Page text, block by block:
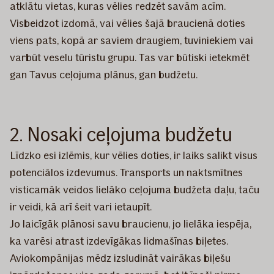
atklātu vietas, kuras vēlies redzēt savām acīm.
Visbeidzot izdomā, vai vēlies šajā braucienā doties
viens pats, kopā ar saviem draugiem, tuviniekiem vai
varbūt veselu tūristu grupu. Tas var būtiski ietekmēt
gan Tavus ceļojuma plānus, gan budžetu.
2. Nosaki ceļojuma budžetu
Līdzko esi izlēmis, kur vēlies doties, ir laiks salikt visus
potenciālos izdevumus. Transports un naktsmītnes
visticamāk veidos lielāko ceļojuma budžeta daļu, taču
ir veidi, kā arī šeit vari ietaupīt.
Jo laicīgāk plānosi savu braucienu, jo lielāka iespēja,
ka varēsi atrast izdevīgākas lidmašīnas biļetes.
Aviokompānijas mēdz izsludināt vairākas biļešu